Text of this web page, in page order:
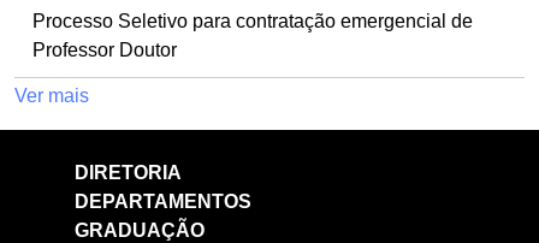
Processo Seletivo para contratação emergencial de
Professor Doutor
Ver mais
DIRETORIA
DEPARTAMENTOS
GRADUAÇÃO